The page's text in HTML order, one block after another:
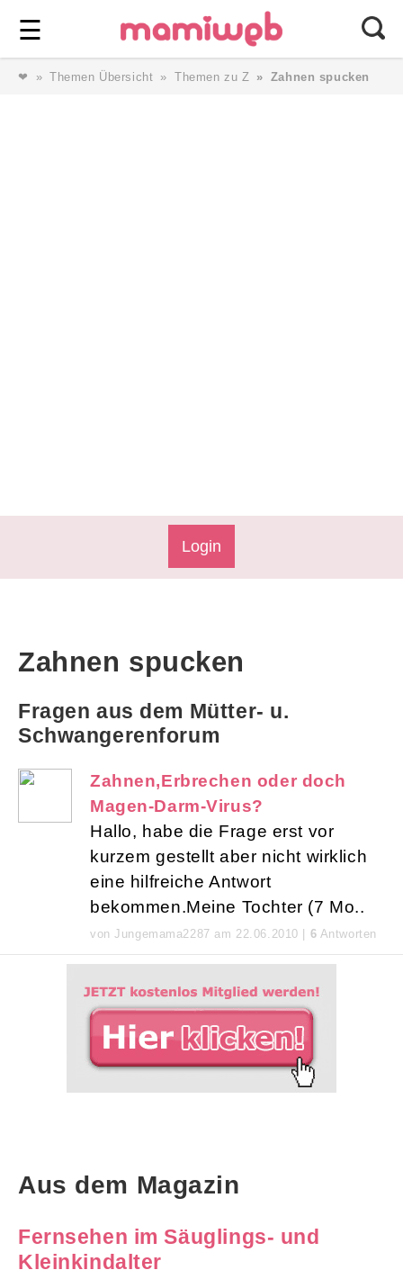
☰ ⎯ Wir lieben Familie ⎯
❤ Themen Übersicht Themen zu Z Zahnen spucken
Login
Zahnen spucken
Fragen aus dem Mütter- u.
Schwangerenforum
Zahnen,Erbrechen oder doch
Magen-Darm-Virus?
Hallo, habe die Frage erst vor
kurzem gestellt aber nicht wirklich
eine hilfreiche Antwort
bekommen.Meine Tochter (7 Mo..
von Jungemama2287 am 22.06.2010 | 6 Antworten
Aus dem Magazin
Fernsehen im Säuglings- und
Kleinkindalter